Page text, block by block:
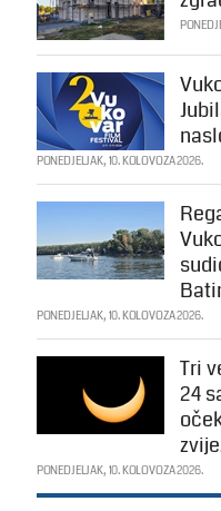
PONEDJELJAK, 10. KOLOVOZA 2026.
PONEDJELJAK, 10. KOLOVOZA 2026.
Tri
24
PONEDJELJAK, 10. KOLOVOZA 2026.